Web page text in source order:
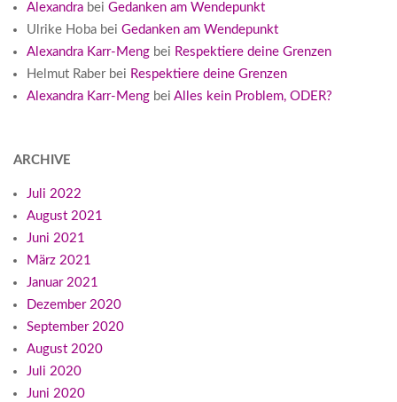
Alexandra bei Gedanken am Wendepunkt
Ulrike Hoba bei Gedanken am Wendepunkt
Alexandra Karr-Meng bei Respektiere deine Grenzen
Helmut Raberbei Respektiere deine Grenzen
Alexandra Karr-Meng bei Alles kein Problem, ODER?
ARCHIVE
Juli 2022
August 2021
Juni 2021
März 2021
Januar 2021
Dezember 2020
September 2020
August 2020
Juli 2020
Juni 2020